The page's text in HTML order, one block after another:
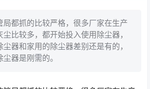
局都抓的比较严格，很多厂家在生产
比较多，都开始投入使用除尘器，
器和家用的除尘器差别还是有的，
器是刚需的。